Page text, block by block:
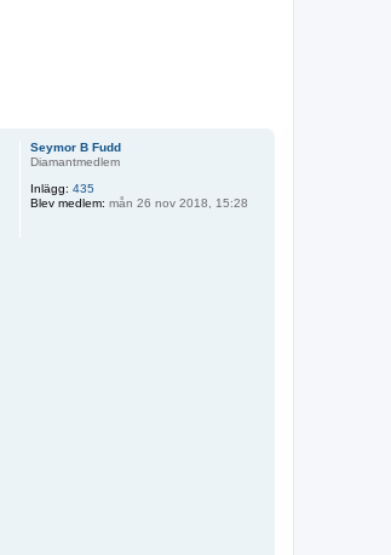
Seymor B Fudd
Diamantmedlem
Inlägg: 435
Blev medlem: mån 26 nov 2018, 15:28